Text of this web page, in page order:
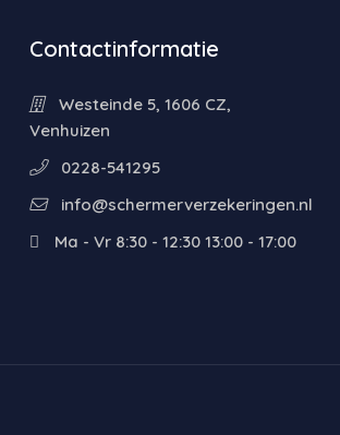
Contactinformatie
Westeinde 5, 1606 CZ,
Venhuizen
0228-541295
info@schermerverzekeringen.nl
Ma - Vr 8:30 - 12:30 13:00 - 17:00